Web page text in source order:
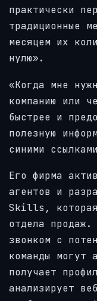
практически
традиционные
месяцем их
нулю».
«Когда мне
компанию или
быстрее и
полезную
синими
Его фирма
агентов и
Skills, которая
отдела продаж.
звонком с
команды могут
получает
анализирует